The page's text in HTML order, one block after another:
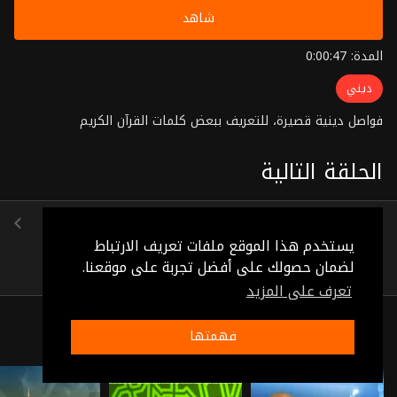
يستخدم هذا الموقع ملفات تعريف الارتباط
لضمان حصولك على أفضل تجربة على موقعنا.
تعرف على المزيد
فهمتها
شاهد
المدة: 0:00:47
ديني
فواصل دينية قصيرة، للتعريف ببعض كلمات القرآن الكريم
الحلقة التالية
(0:00:57)